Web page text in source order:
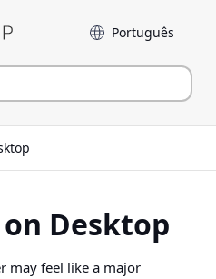
Idioma
Desktop
may feel like a major